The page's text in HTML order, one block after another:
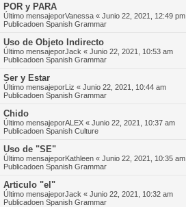
POR y PARA
Último mensajeporVanessa « Junio 22, 2021, 12:49 pm
Publicadoen Spanish Grammar
Uso de Objeto Indirecto
Último mensajeporJack « Junio 22, 2021, 10:53 am
Publicadoen Spanish Grammar
Ser y Estar
Último mensajeporLiz « Junio 22, 2021, 10:44 am
Publicadoen Spanish Grammar
Chido
Último mensajeporALEX « Junio 22, 2021, 10:37 am
Publicadoen Spanish Culture
Uso de "SE"
Último mensajeporKathleen « Junio 22, 2021, 10:35 am
Publicadoen Spanish Grammar
Articulo "el"
Último mensajeporJack « Junio 22, 2021, 10:32 am
Publicadoen Spanish Grammar